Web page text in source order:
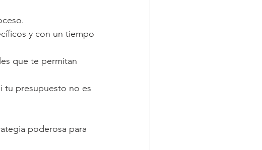
y con un tiempo
que te permitan
tu presupuesto no es
poderosa para